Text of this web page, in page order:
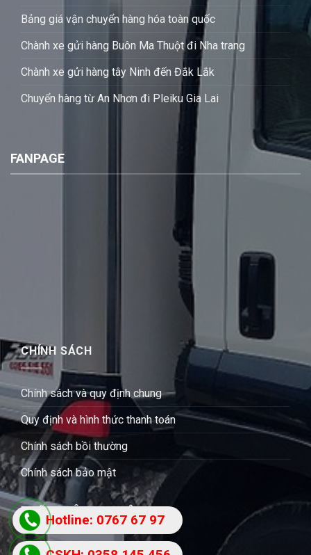
Bảng giá vận chuyển hàng hóa toàn quốc
Chành xe gửi hàng Buôn Ma Thuột đi Nha trang
Chành xe gửi hàng tây Ninh đến Đắk Lắk
Chuyển hàng từ An Nhơn đi Pleiku Gia Lai
FANPAGE
CHÍNH SÁCH
Chính sách và quy định chung
Quy định và hình thức thanh toán
Chính sách bồi thường
Chính sách bảo mật
THỐNG KÊ THU NHẬP
Hotline: 0767 67 97
87